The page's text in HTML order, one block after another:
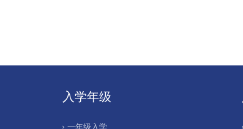
入学年级
一年级入学